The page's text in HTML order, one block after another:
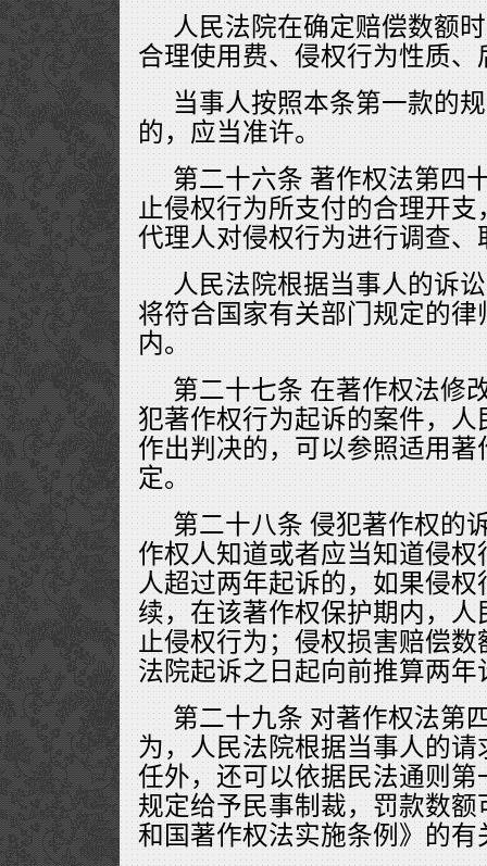
人民法院在确定赔偿数额
合理使用费、侵权行为性质
当事人按照本条第一款的
的，应当准许。
第二十六条 著作权法第四
止侵权行为所支付的合理开
代理人对侵权行为进行调查、
人民法院根据当事人的诉
将符合国家有关部门规定的
内。
第二十七条 在著作权法修
犯著作权行为起诉的案件，
作出判决的，可以参照适用
定。
第二十八条 侵犯著作权的
作权人知道或者应当知道侵
人超过两年起诉的，如果侵
续，在该著作权保护期内，
止侵权行为；侵权损害赔偿
法院起诉之日起向前推算两年
第二十九条 对著作权法第
为，人民法院根据当事人的
任外，还可以依据民法通则
规定给予民事制裁，罚款数
和国著作权法实施条例》的有